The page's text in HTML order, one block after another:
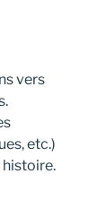
vers
etc.)